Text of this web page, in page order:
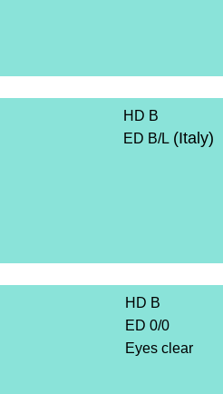
HD B
ED B/L (Italy)
HD B
ED 0/0
Eyes clear